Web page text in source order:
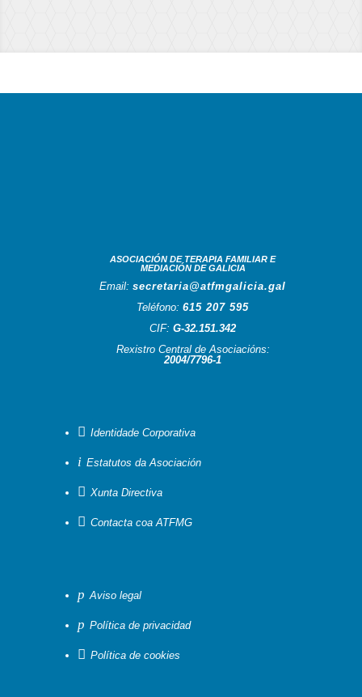
ASOCIACIÓN DE TERAPIA FAMILIAR E
MEDIACIÓN DE GALICIA
Email:secretaria@atfmgalicia.gal
Teléfono:615 207 595
CIF:G-32.151.342
Rexistro Central de Asociacións:
2004/7796-1
 Identidade Corporativa
i Estatutos da Asociación
 Xunta Directiva
 Contacta coa ATFMG
p Aviso legal
p Política de privacidad
 Política de cookies